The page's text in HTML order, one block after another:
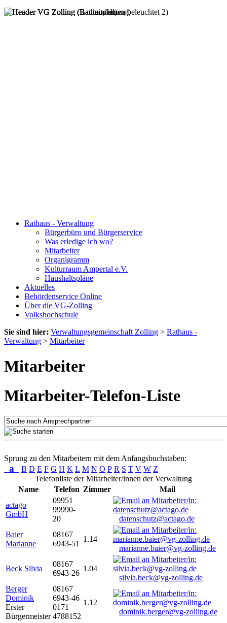
Rathaus - Verwaltung
Bürgerbüro und Bürgerservice
Was erledige ich wo?
Mitarbeiter
Organigramm
Kulturraum Ampertal e.V.
Haushaltspläne
Aktuelles
Behördenservice Online
Über die VG-Zolling
Volkshochschule
Sie sind hier: Verwaltungsgemeinschaft Zolling > Rathaus -
Verwaltung > Mitarbeiter
Mitarbeiter
Mitarbeiter-Telefon-Liste
Sprung zu den Mitarbeitern mit dem Anfangsbuchstaben:
a B D E F G H K L M N O P R S T V W Z
Telefonliste der Mitarbeiter/innen der Verwaltung
Name
Telefon Zimmer
Mail
actago
GmbH
09951
99990-
20
datenschutz@actago.de
Baier
Marianne
08167
6943-51
1.14
marianne.baier@vg-zolling.de
Beck Silvia
08167
6943-26
1.04
silvia.beck@vg-zolling.de
Berger
Dominik
Erster
Bürgermeister
08167
6943-46
0171
4788152
1.12
dominik.berger@vg-zolling.de